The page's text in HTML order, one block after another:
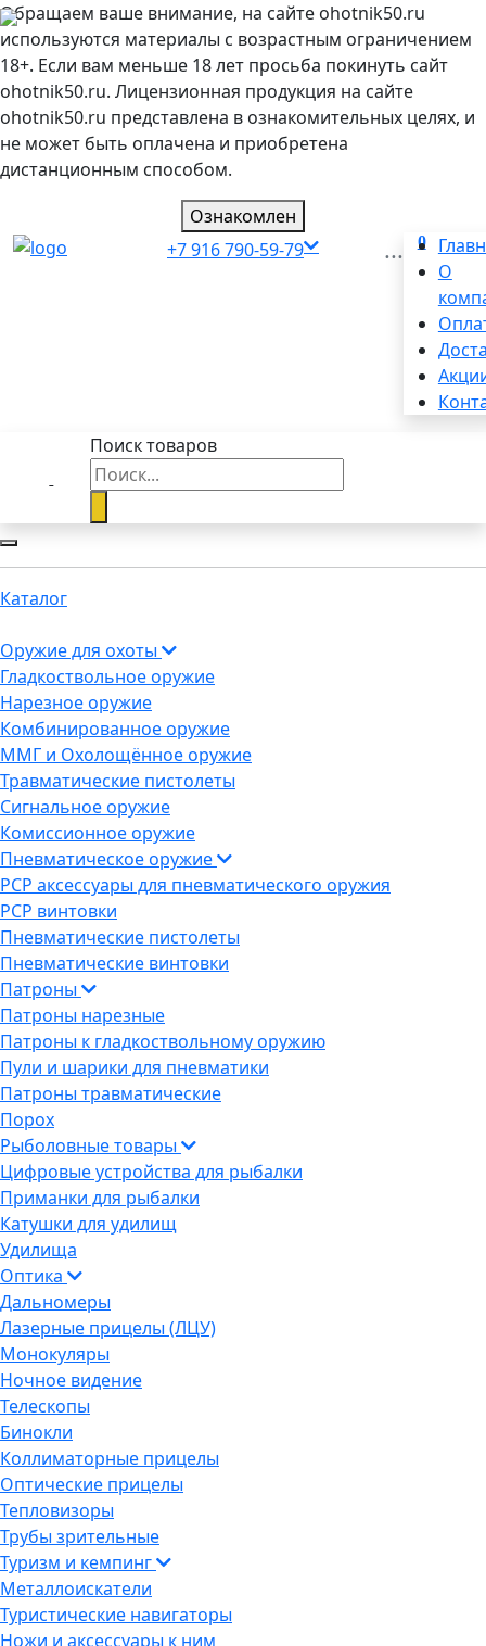
Обращаем ваше внимание, на сайте ohotnik50.ru
используются материалы с возрастным ограничением
18+. Если вам меньше 18 лет просьба покинуть сайт
ohotnik50.ru. Лицензионная продукция на сайте
ohotnik50.ru представлена в ознакомительных целях, и
не может быть оплачена и приобретена
дистанционным способом.
Ознакомлен
+7 916 790-59-79
0
...
О
Поиск товаров
Каталог
Оружие для охоты
Гладкоствольное оружие
Нарезное оружие
Комбинированное оружие
ММГ и Охолощённое оружие
Травматические пистолеты
Сигнальное оружие
Комиссионное оружие
Пневматическое оружие
PCP аксессуары для пневматического оружия
PCP винтовки
Пневматические пистолеты
Пневматические винтовки
Патроны
Патроны нарезные
Патроны к гладкоствольному оружию
Пули и шарики для пневматики
Патроны травматические
Порох
Рыболовные товары
Цифровые устройства для рыбалки
Приманки для рыбалки
Катушки для удилищ
Удилища
Оптика
Дальномеры
Лазерные прицелы (ЛЦУ)
Монокуляры
Ночное видение
Телескопы
Бинокли
Коллиматорные прицелы
Оптические прицелы
Тепловизоры
Трубы зрительные
Туризм и кемпинг
Металлоискатели
Туристические навигаторы
Ножи и аксессуары к ним